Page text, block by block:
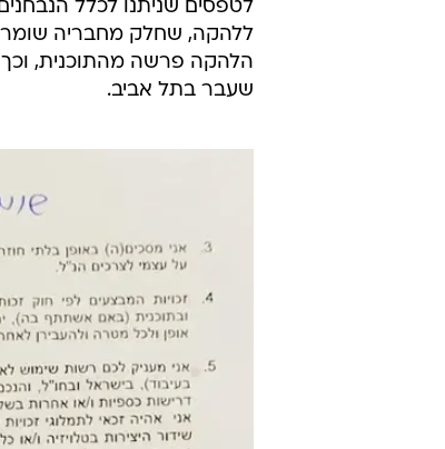
לטפסים שניתנו לכלל
ללהקה, שחלק מחבריה
הלהקה פרשה מהתוכנית,
שעבר בתל אביב.